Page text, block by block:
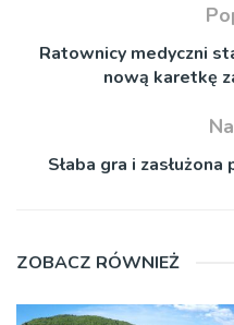
Ratownicy medyczni
nową karetkę
Słaba gra i
ZOBACZ RÓWNIEŻ